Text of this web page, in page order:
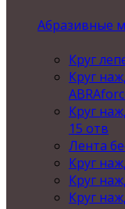
Абразивные
Круг
Круг
Круг
15 отв
Лента
Круг
Круг
Круг